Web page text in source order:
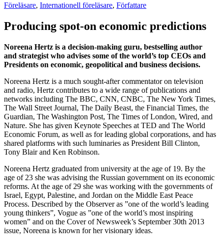
Föreläsare, Internationell föreläsare, Författare
Producing spot-on economic predictions
Noreena Hertz is a decision-making guru, bestselling author
and strategist who advises some of the world’s top CEOs and
Presidents on economic, geopolitical and business decisions.
Noreena Hertz is a much sought-after commentator on television
and radio, Hertz contributes to a wide range of publications and
networks including The BBC, CNN, CNBC, The New York Times,
The Wall Street Journal, The Daily Beast, the Financial Times, the
Guardian, The Washington Post, The Times of London, Wired, and
Nature. She has given Keynote Speeches at TED and The World
Economic Forum, as well as for leading global corporations, and has
shared platforms with such luminaries as President Bill Clinton,
Tony Blair and Ken Robinson.
Noreena Hertz graduated from university at the age of 19. By the
age of 23 she was advising the Russian government on its economic
reforms. At the age of 29 she was working with the governments of
Israel, Egypt, Palestine, and Jordan on the Middle East Peace
Process. Described by the Observer as ”one of the world’s leading
young thinkers”, Vogue as ”one of the world’s most inspiring
women” and on the Cover of Newsweek’s September 30th 2013
issue, Noreena is known for her visionary ideas.